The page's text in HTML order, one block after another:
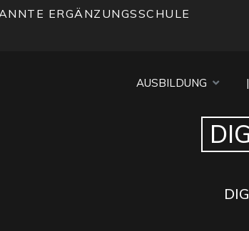
ERGÄNZUNGSSCHULE
AUSBILDUNG |